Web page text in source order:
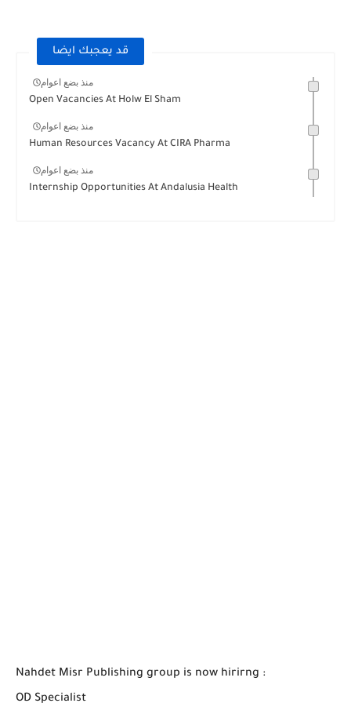
قد يعجبك ايضا
منذ بضع اعوام
Open Vacancies At Holw El Sham
منذ بضع اعوام
Human Resources Vacancy At CIRA Pharma
منذ بضع اعوام
Internship Opportunities At Andalusia Health
Nahdet Misr Publishing group is now hirirng :
OD Specialist